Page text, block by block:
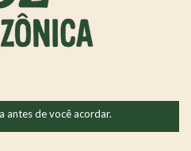
antes de você acordar.